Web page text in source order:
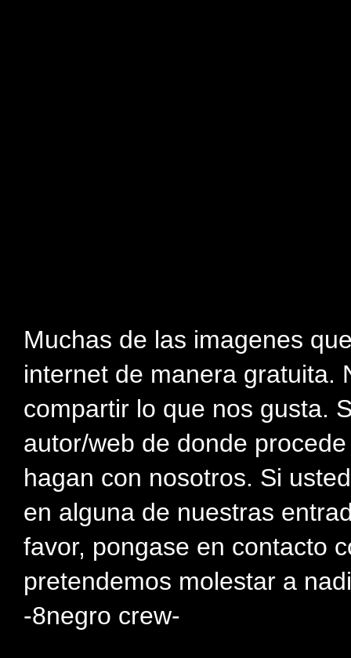
Muchas de las imagenes
internet de manera gratuita.
compartir lo que nos gusta.
autor/web de donde
hagan con nosotros. Si
en alguna de nuestras
favor, pongase en contacto
pretendemos molestar a
-8negro crew-